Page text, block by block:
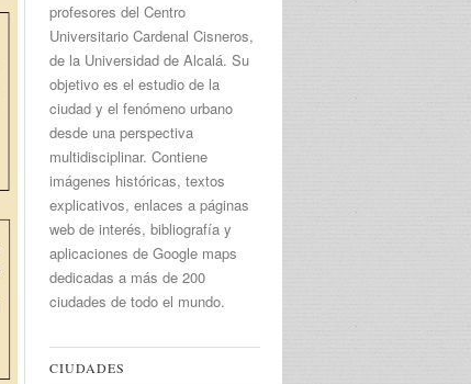
profesores del Centro
Universitario Cardenal Cisneros,
de la Universidad de Alcalá. Su
objetivo es el estudio de la
ciudad y el fenómeno urbano
desde una perspectiva
multidisciplinar. Contiene
imágenes históricas, textos
explicativos, enlaces a páginas
web de interés, bibliografía y
aplicaciones de Google maps
dedicadas a más de 200
ciudades de todo el mundo.
CIUDADES